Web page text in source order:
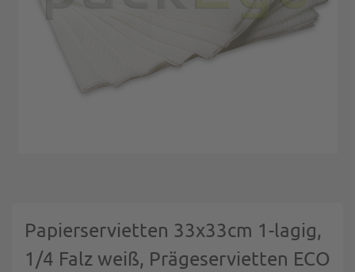
Papierservietten 33x33cm 1-lagig,
1/4 Falz weiß, Prägeservietten ECO